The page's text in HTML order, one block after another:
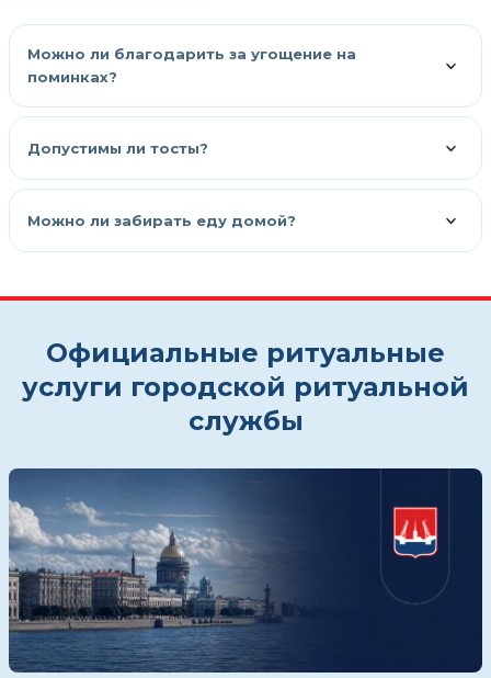
Можно ли благодарить за угощение на
поминках?
Допустимы ли тосты?
Можно ли забирать еду домой?
Официальные ритуальные
услуги городской ритуальной
службы